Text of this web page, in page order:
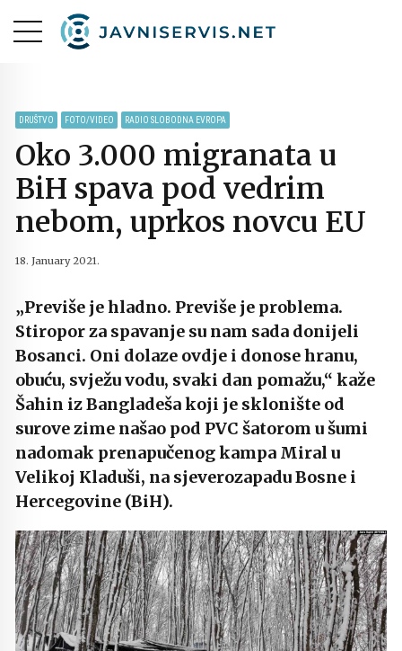
DRUŠTVO FOTO/VIDEO RADIO SLOBODNA EVROPA
Oko 3.000 migranata u
BiH spava pod vedrim
nebom, uprkos novcu EU
18. January 2021.
„Previše je hladno. Previše je problema.
Stiropor za spavanje su nam sada donijeli
Bosanci. Oni dolaze ovdje i donose hranu,
obuću, svježu vodu, svaki dan pomažu,“ kaže
Šahin iz Bangladeša koji je sklonište od
surove zime našao pod PVC šatorom u šumi
nadomak prenapučenog kampa Miral u
Velikoj Kladuši, na sjeverozapadu Bosne i
Hercegovine (BiH).